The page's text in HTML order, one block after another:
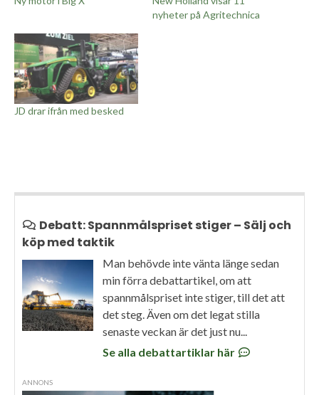
nyheter på Agritechnica
JD drar ifrån med besked
Debatt: Spannmålspriset stiger – Sälj och
köp med taktik
Man behövde inte vänta länge sedan
min förra debattartikel, om att
spannmålspriset inte stiger, till det att
det steg. Även om det legat stilla
senaste veckan är det just nu...
Se alla debattartiklar här
ANNONS